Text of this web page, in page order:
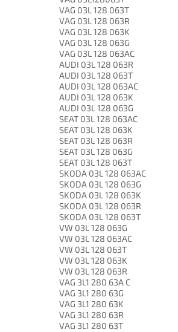
VAG 03L 128 063T
VAG 03L 128 063R
VAG 03L 128 063K
VAG 03L 128 063G
VAG 03L 128 063AC
AUDI 03L 128 063R
AUDI 03L 128 063T
AUDI 03L 128 063AC
AUDI 03L 128 063K
AUDI 03L 128 063G
SEAT 03L 128 063AC
SEAT 03L 128 063K
SEAT 03L 128 063R
SEAT 03L 128 063G
SEAT 03L 128 063T
SKODA 03L 128 063AC
SKODA 03L 128 063G
SKODA 03L 128 063K
SKODA 03L 128 063R
SKODA 03L 128 063T
VW 03L 128 063G
VW 03L 128 063AC
VW 03L 128 063T
VW 03L 128 063K
VW 03L 128 063R
VAG 3L1 280 63A C
VAG 3L1 280 63G
VAG 3L1 280 63K
VAG 3L1 280 63R
VAG 3L1 280 63T